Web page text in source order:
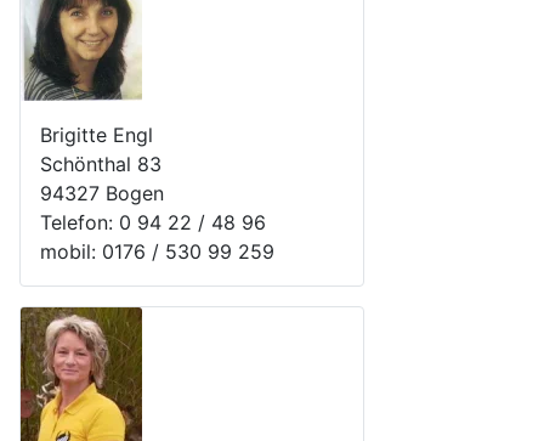
Brigitte Engl
Schönthal 83
94327 Bogen
Telefon: 0 94 22 / 48 96
mobil: 0176 / 530 99 259